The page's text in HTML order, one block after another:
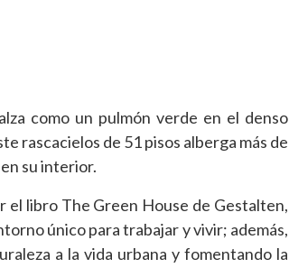
como un pulmón verde en el denso
rascacielos de 51 pisos alberga más de
su interior.
el libro The Green House de Gestalten,
único para trabajar y vivir; además,
a la vida urbana y fomentando la